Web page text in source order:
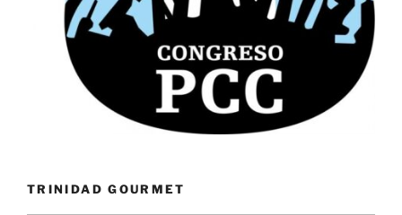
TRINIDAD GOURMET